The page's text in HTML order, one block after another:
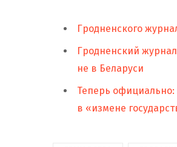
Гродненского
Гродненский
не в Беларуси
Теперь
в «измене